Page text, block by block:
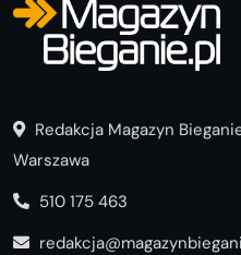
Redakcja Magazyn
Warszawa
510 175 463